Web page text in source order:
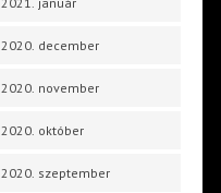
2020. december
2020. november
2020. október
2020. szeptember